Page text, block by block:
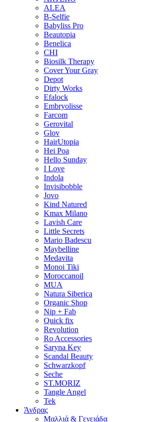
ALEA
B-Selfie
Babyliss Pro
Beautopia
Benelica
CHI
Biosilk Therapy
Cover Your Gray
Depot
Dirty Works
Efalock
Embryolisse
Farcom
Gerovital
Glov
HairUtopia
Hei Poa
Hello Sunday
I Love
Indola
Invisibobble
Jovo
Kind Natured
Kmax Milano
Lavish Care
Little Secrets
Mario Badescu
Maybelline
Medavita
Monoi Tiki
Moroccanoil
MUA
Natura Siberica
Organic Shop
Nip + Fab
Quick fix
Revolution
Ro Accessories
Saryna Key
Scandal Beauty
Schwarzkopf
Seche
ST.MORIZ
Tangle Angel
Tek
Άνδρας
Μαλλιά & Γενειάδα